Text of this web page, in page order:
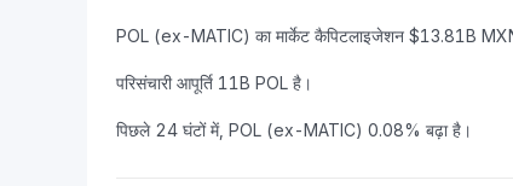
POL (ex-MATIC) का मार्केट कैपिटलाइजेशन $13.81B
परिसंचारी आपूर्ति 11B POL है।
पिछले 24 घंटों में, POL (ex-MATIC) 0.08% बढ़ा है।